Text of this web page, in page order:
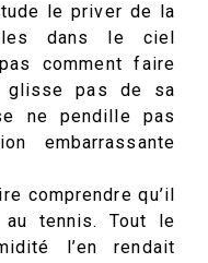
le priver de la
dans le ciel
comment faire
glisse pas de sa
ne pendille pas
embarrassante
comprendre qu’il
au tennis. Tout le
l’en rendait